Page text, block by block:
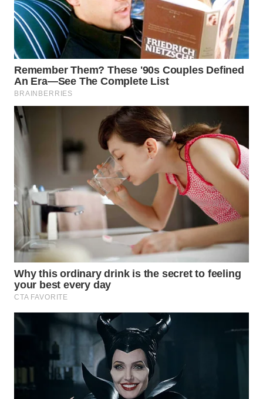
WN
TANJUNG
LESUNG
KARO
WN
SIMALUNGUN
WN
TAPANULI
TENGAH
WN DELI
SERDANG
WN
PAKPAK